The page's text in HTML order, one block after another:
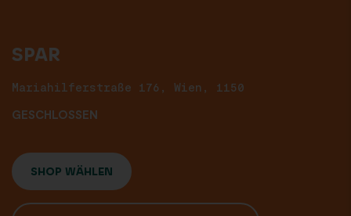
SPAR
Mariahilferstraße 176, Wien, 1150
GESCHLOSSEN
SHOP WÄHLEN